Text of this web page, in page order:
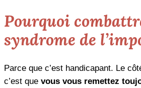
Pourquoi
syndrome de
Parce que c’est handicapant. Le
c’est que vous vous remettez